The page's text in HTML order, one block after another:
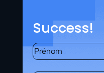
Success!